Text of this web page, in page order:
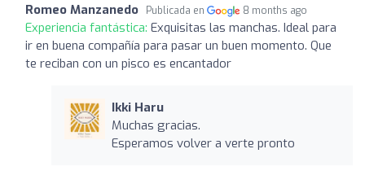
Romeo Manzanedo Publicada en 8 months ago
Experiencia fantástica: Exquisitas las manchas. Ideal para
ir en buena compañía para pasar un buen momento. Que
te reciban con un pisco es encantador
Ikki Haru
Muchas gracias.
Esperamos volver a verte pronto